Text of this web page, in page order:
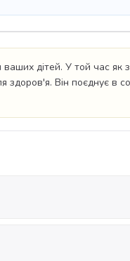
дітей. У той час як
Він поєднує в